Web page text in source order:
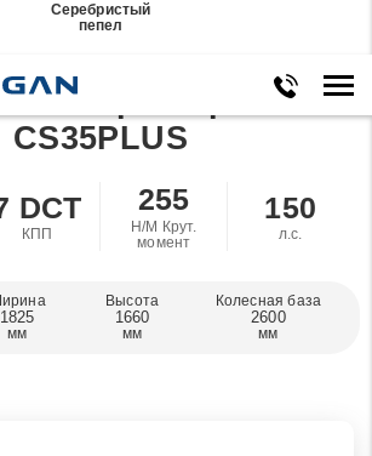
Серебристый
пепел
характеристики
CS35PLUS
DCT
КПП
255
Н/М Крут.
момент
150
л.с.
1825
мм
Высота
1660
мм
Колесная база
2600
мм